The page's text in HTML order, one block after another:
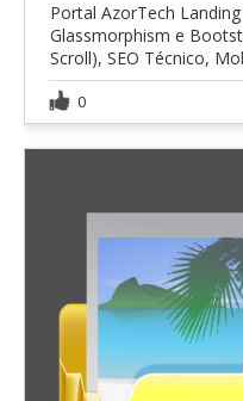
Portal AzorTech
Glassmorphism e
Scroll), SEO Técnico,
0